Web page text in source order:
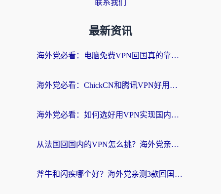
联系我们
最新资讯
海外党必看：电脑免费VPN回国真的靠谱吗？附实测对比与最优方案指南
海外党必看：ChickCN和腾讯VPN好用吗？3招选对回国加速器，告别地区限制
海外党必看：如何选好用VPN实现国内资源无缝访问？从越南到全球都适用
从法国回国内的VPN怎么挑？海外党亲测：稳定、多端、安全才是关键
斧牛和闪疾哪个好？海外党亲测3款回国加速器，教你选到不踩坑的那一款